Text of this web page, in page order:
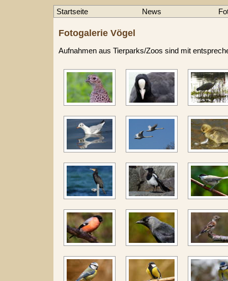
Startseite News
Fotogalerie Vögel
Aufnahmen aus Tierparks/Zoos sind mit